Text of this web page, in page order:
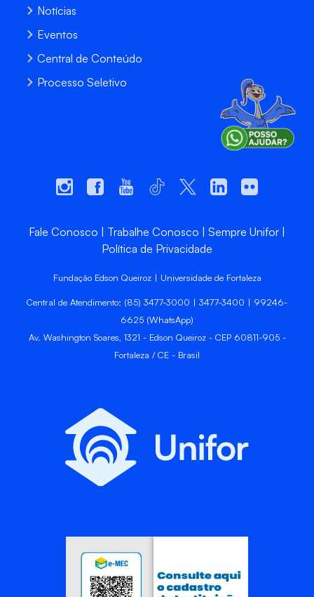
Notícias
Eventos
Central de Conteúdo
Processo Seletivo
Fale Conosco Trabalhe Conosco
Sempre Unifor
Política de Privacidade
Fundação Edson Queiroz | Universidade de Fortaleza
Central de Atendimento: (85) 3477-3000 | 3477-3400 | 99246-
6625 (WhatsApp)
Av. Washington Soares, 1321 - Edson Queiroz - CEP 60811-905 -
Fortaleza / CE - Brasil